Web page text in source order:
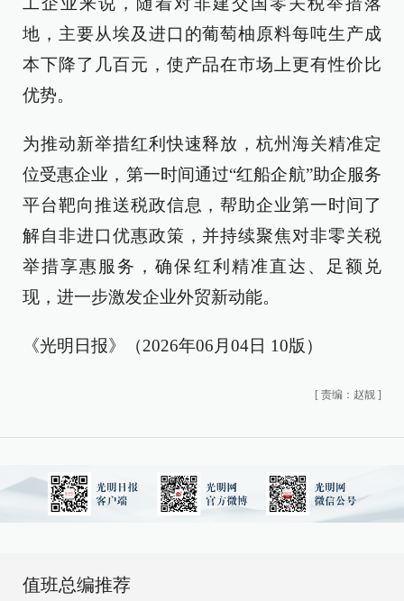
地，主要从埃及进口的葡萄柚原料每吨生产成
本下降了几百元，使产品在市场上更有性价比
优势。
为推动新举措红利快速释放，杭州海关精准定
位受惠企业，第一时间通过“红船企航”助企服务
平台靶向推送税政信息，帮助企业第一时间了
解自非进口优惠政策，并持续聚焦对非零关税
举措享惠服务，确保红利精准直达、足额兑
现，进一步激发企业外贸新动能。
《光明日报》（2026年06月04日 10版）
[ 责编：赵靓 ]
值班总编推荐